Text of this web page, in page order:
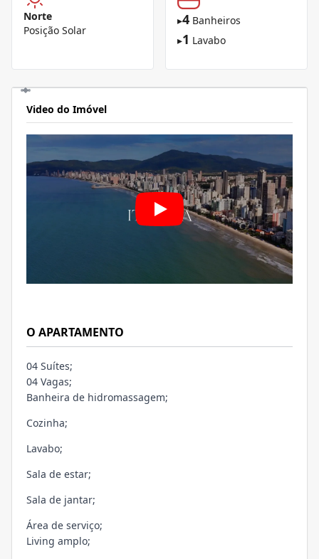
Norte
Posição Solar
▸4 Banheiros
▸1 Lavabo
Video do Imóvel
O APARTAMENTO
04 Suítes;
04 Vagas;
Banheira de hidromassagem;
Cozinha;
Lavabo;
Sala de estar;
Sala de jantar;
Área de serviço;
Living amplo;